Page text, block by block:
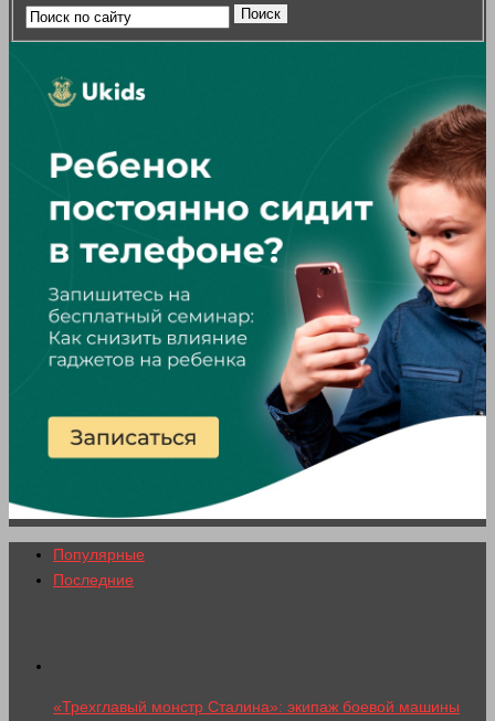
Популярные
Последние
«Трехглавый монстр Сталина»: экипаж боевой машины